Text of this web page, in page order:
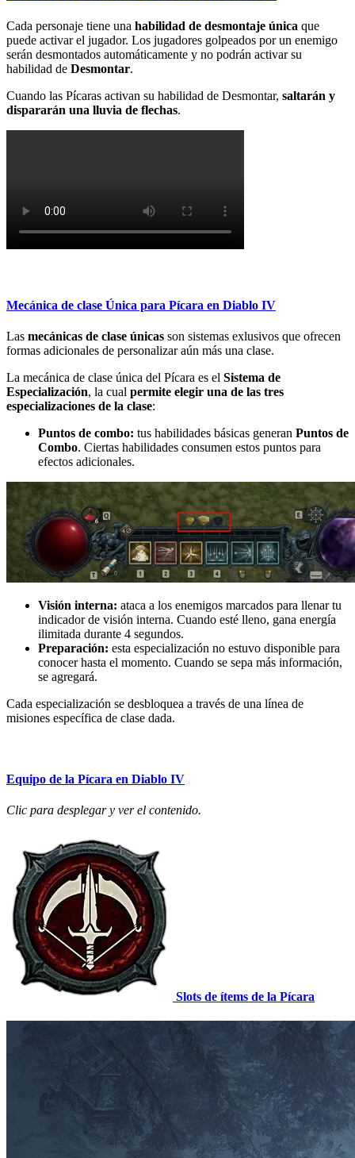
Cada personaje tiene una habilidad de desmontaje única que
puede activar el jugador. Los jugadores golpeados por un enemigo
serán desmontados automáticamente y no podrán activar su
habilidad de Desmontar.
Cuando las Pícaras activan su habilidad de Desmontar, saltarán y
dispararán una lluvia de flechas.
Mecánica de clase Única para Pícara en Diablo IV
Las mecánicas de clase únicas son sistemas exlusivos que ofrecen
formas adicionales de personalizar aún más una clase.
La mecánica de clase única del Pícara es el Sistema de
Especialización, la cual permite elegir una de las tres
especializaciones de la clase:
Puntos de combo: tus habilidades básicas generan Puntos de
Combo. Ciertas habilidades consumen estos puntos para
efectos adicionales.
Visión interna: ataca a los enemigos marcados para llenar tu
indicador de visión interna. Cuando esté lleno, gana energía
ilimitada durante 4 segundos.
Preparación: esta especialización no estuvo disponible para
conocer hasta el momento. Cuando se sepa más información,
se agregará.
Cada especialización se desbloquea a través de una línea de
misiones específica de clase dada.
Equipo de la Pícara en Diablo IV
Clic para desplegar y ver el contenido.
Slots de ítems de la Pícara